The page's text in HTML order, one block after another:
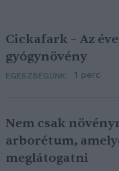
Cickafark – Az
gyógynövény
EGÉSZSÉGÜNK 1 perc
Nem csak
arborétum,
meglátogatni